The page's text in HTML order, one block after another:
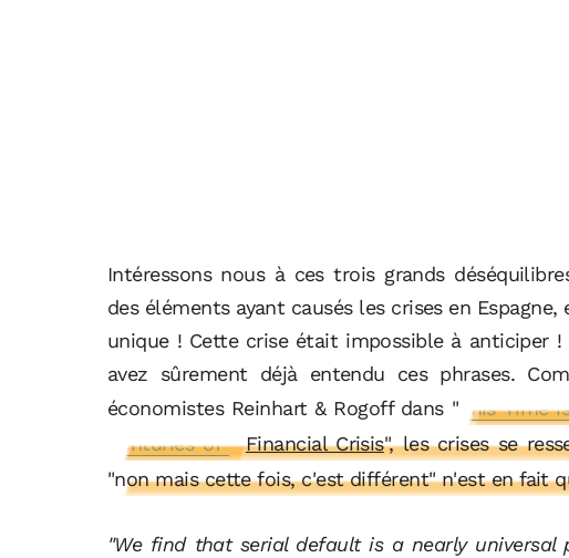
Intéressons nous à ces trois grands
des éléments ayant causés les crises en
unique ! Cette crise était impossible à anticiper
avez sûrement déjà entendu ces phrases.
économistes Reinhart & Rogoff dans " This Time
Centuries of
Financial Crisis", les crises se
"non mais cette fois, c'est différent" n'est en fait
"We find that serial default is a nearly universal